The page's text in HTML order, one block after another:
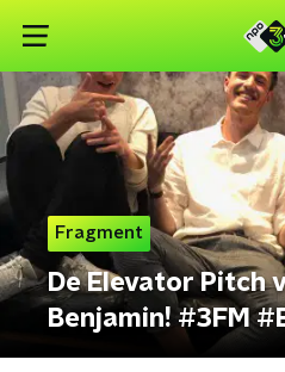
Fragment
De Elevator Pitch
Benjamin! #3FM